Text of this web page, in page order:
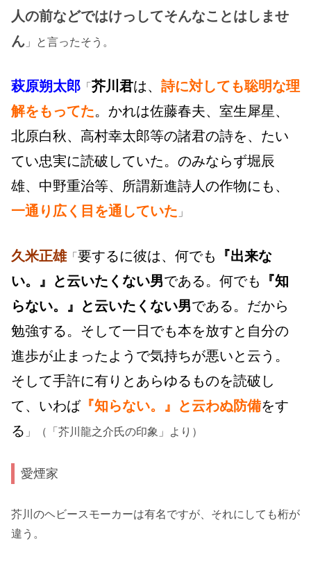
人の前などではけっしてそんなことはしませ
ん 」と言ったそう。
萩原朔太郎 「 芥川君は、 詩に対しても聡明な理
解をもってた。かれは佐藤春夫、室生犀星、
北原白秋、高村幸太郎等の諸君の詩を、たい
てい忠実に読破していた。のみならず堀辰
雄、中野重治等、所謂新進詩人の作物にも、
一通り広く目を通していた 」
久米正雄「 要するに彼は、何でも
『出来な
い。』と云いたくない男である。何でも
『知
らない。』と云いたくない男である。だから
勉強する。そして一日でも本を放すと自分の
進歩が止まったようで気持ちが悪いと云う。
そして手許に有りとあらゆるものを読破し
て、いわば『知らない。』と云わぬ防備をす
る 」（「芥川龍之介氏の印象」より）
愛煙家
芥川のヘビースモーカーは有名ですが、それにしても桁が
違う。